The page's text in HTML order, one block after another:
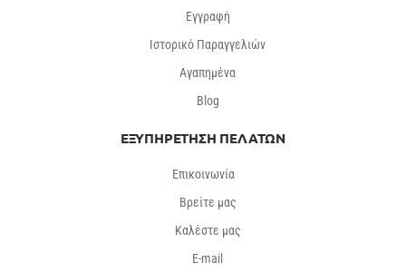
Εγγραφή
Ιστορικό Παραγγελιών
Αγαπημένα
Βlog
ΕΞΥΠΗΡΕΤΗΣΗ ΠΕΛΑΤΩΝ
Επικοινωνία
Βρείτε μας
Καλέστε μας
E-mail